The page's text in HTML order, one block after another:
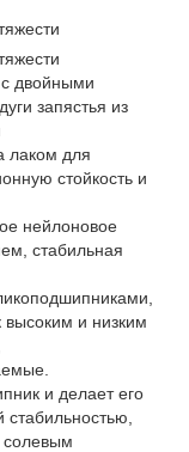
с двойными
запястья из
лаком для
стойкость и
нейлоновое
стабильная
высоким и низким
и делает его
солевым